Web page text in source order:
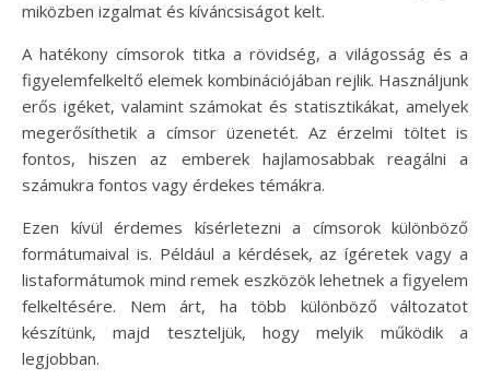
miközben izgalmat és kíváncsiságot kelt.
A hatékony címsorok titka a rövidség, a világosság és a
figyelemfelkeltő elemek kombinációjában rejlik. Használjunk
erős igéket, valamint számokat és statisztikákat, amelyek
megerősíthetik a címsor üzenetét. Az érzelmi töltet is
fontos, hiszen az emberek hajlamosabbak reagálni a
számukra fontos vagy érdekes témákra.
Ezen kívül érdemes kísérletezni a címsorok különböző
formátumaival is. Például a kérdések, az ígéretek vagy a
listaformátumok mind remek eszközök lehetnek a figyelem
felkeltésére. Nem árt, ha több különböző változatot
készítünk, majd teszteljük, hogy melyik működik a
legjobban.